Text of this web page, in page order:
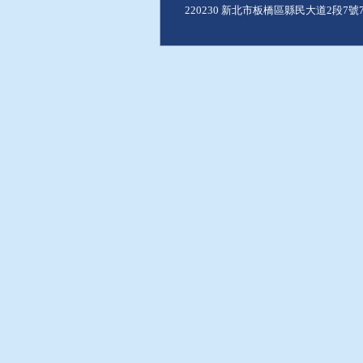
220230 新北市板橋區縣民大道2段7